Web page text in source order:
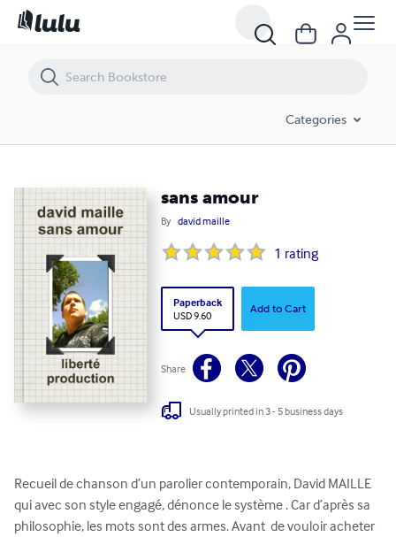
Categories
sans amour
By david maille
1 rating
Paperback
USD 9.60
Add to Cart
Share
Usually printed in 3 - 5 business days
Recueil de chanson d’un parolier contemporain, David MAILLE
qui avec son style engagé, dénonce le système . Car d’après sa
philosophie, les mots sont des armes. Avant  de vouloir acheter
sans amour